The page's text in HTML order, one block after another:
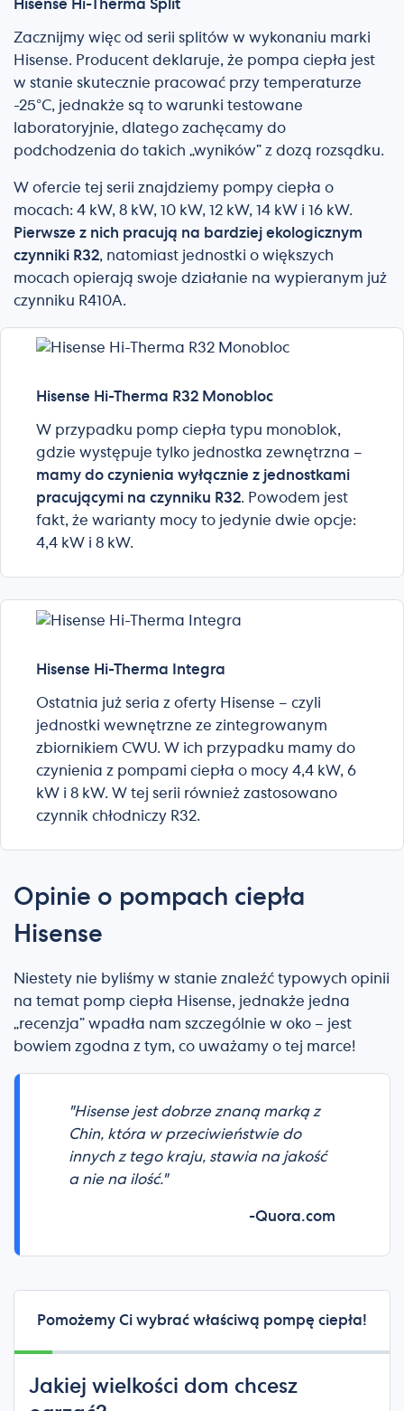
Hisense Hi-Therma Split
Zacznijmy więc od serii splitów w wykonaniu marki
Hisense. Producent deklaruje, że pompa ciepła jest
w stanie skutecznie pracować przy temperaturze
-25°C, jednakże są to warunki testowane
laboratoryjnie, dlatego zachęcamy do
podchodzenia do takich „wyników” z dozą rozsądku.
W ofercie tej serii znajdziemy pompy ciepła o
mocach: 4 kW, 8 kW, 10 kW, 12 kW, 14 kW i 16 kW.
Pierwsze z nich pracują na bardziej ekologicznym
czynniki R32, natomiast jednostki o większych
mocach opierają swoje działanie na wypieranym już
czynniku R410A.
Hisense Hi-Therma R32 Monobloc
W przypadku pomp ciepła typu monoblok,
gdzie występuje tylko jednostka zewnętrzna –
mamy do czynienia wyłącznie z jednostkami
pracującymi na czynniku R32. Powodem jest
fakt, że warianty mocy to jedynie dwie opcje:
4,4 kW i 8 kW.
Hisense Hi-Therma Integra
Ostatnia już seria z oferty Hisense – czyli
jednostki wewnętrzne ze zintegrowanym
zbiornikiem CWU. W ich przypadku mamy do
czynienia z pompami ciepła o mocy 4,4 kW, 6
kW i 8 kW. W tej serii również zastosowano
czynnik chłodniczy R32.
Opinie o pompach ciepła
Hisense
Niestety nie byliśmy w stanie znaleźć typowych opinii
na temat pomp ciepła Hisense, jednakże jedna
„recenzja” wpadła nam szczególnie w oko – jest
bowiem zgodna z tym, co uważamy o tej marce!
"Hisense jest dobrze znaną marką z
Chin, która w przeciwieństwie do
innych z tego kraju, stawia na jakość
a nie na ilość."
-Quora.com
Pomożemy Ci wybrać właściwą pompę ciepła!
Jakiej wielkości dom chcesz